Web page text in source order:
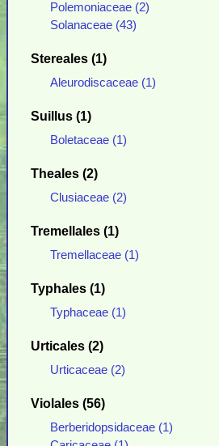
Polemoniaceae (2)
Solanaceae (43)
Stereales (1)
Aleurodiscaceae (1)
Suillus (1)
Boletaceae (1)
Theales (2)
Clusiaceae (2)
Tremellales (1)
Tremellaceae (1)
Typhales (1)
Typhaceae (1)
Urticales (2)
Urticaceae (2)
Violales (56)
Berberidopsidaceae (1)